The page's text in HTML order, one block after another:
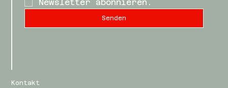
Newsletter abonnieren.
Senden
Kontakt